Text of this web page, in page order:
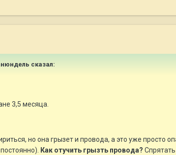
сказал:
3,5 месяца.
но она грызет и провода, а это уже просто
Как отучить грызть провода?